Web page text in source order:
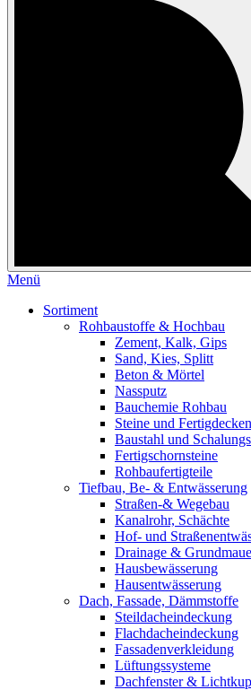
Menü
Sortiment
Rohbaustoffe & Hochbau
Zement, Kalk, Gips
Sand, Kies, Splitt
Beton & Mörtel
Nassputz
Bauchemie Rohbau
Steine und Fertigdecken
Baustahl und
Fertigschornsteine
Rohbaufertigteile
Tiefbau, Be- & Entwässerung
Straßen-& Wegebau
Kanalrohr, Schächte
Hof- und
Drainage &
Hausbewässerung
Hausentwässerung
Dach, Fassade, Dämmstoffe
Steildacheindeckung
Flachdacheindeckung
Fassadenverkleidung
Lüftungssysteme
Dachfenster &